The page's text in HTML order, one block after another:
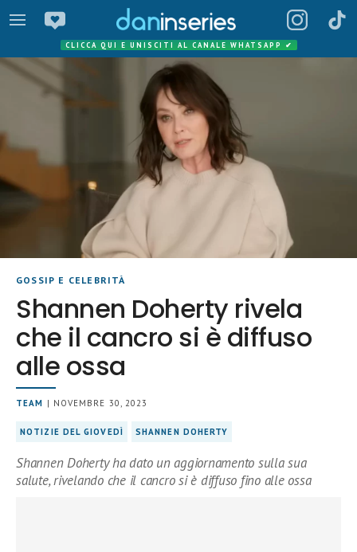
CLICCA QUI E UNISCITI AL CANALE WHATSAPP ✔
GOSSIP E CELEBRITÀ
Shannen Doherty rivela
che il cancro si è diffuso
alle ossa
TEAM | NOVEMBRE 30, 2023
NOTIZIE DEL GIOVEDÌ SHANNEN DOHERTY
Shannen Doherty ha dato un aggiornamento sulla sua
salute, rivelando che il cancro si è diffuso fino alle ossa